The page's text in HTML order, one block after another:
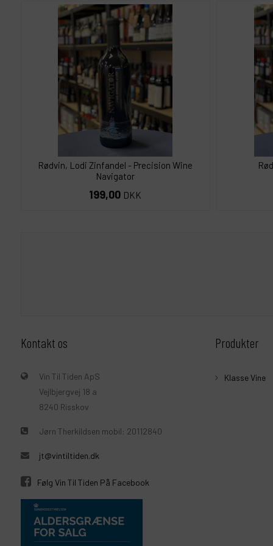
Rødvin, Lodi Zinfandel - Precision Wine
Navigator
199,00 DKK
Kontakt os
Vin Til Tiden ApS
Vejlbjergvej 18 a
8240 Risskov
Jørn Therkildsen mobil: 20112840
jt@vintiltiden.dk
Følg Vin Til Tiden På Facebook
Produkter
Klasse Vine